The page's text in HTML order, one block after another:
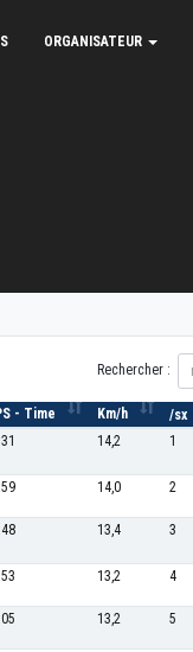
ORGANISATEUR
Rechercher :
- Time Km/h /sx
14,2 1
14,0 2
13,4 3
13,2 4
13,2 5